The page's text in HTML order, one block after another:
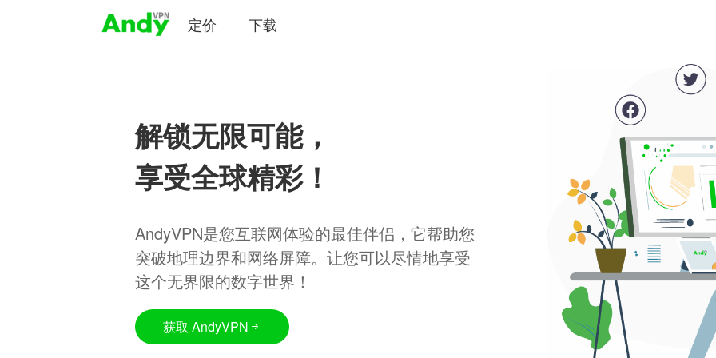
定价 下载
解锁无限可能，
享受全球精彩！
AndyVPN是您互联网体验的最佳伴侣，它帮助您
突破地理边界和网络屏障。让您可以尽情地享受
这个无界限的数字世界！
获取 AndyVPN